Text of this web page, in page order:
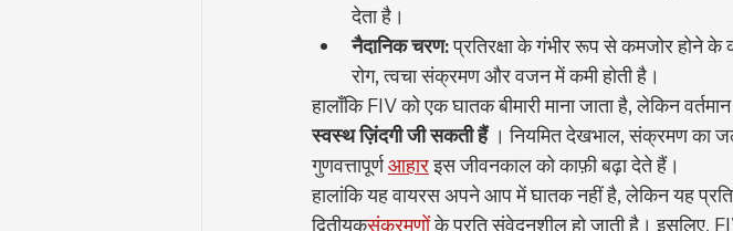
देता है।
नैदानिक चरण: प्रतिरक्षा के गंभीर रूप से कमजोर होने
रोग, त्वचा संक्रमण और वजन में कमी होती है।
हालाँकि FIV को एक घातक बीमारी माना जाता है, लेकिन
स्वस्थ ज़िंदगी जी सकती हैं । नियमित देखभाल, संक्रमण का
गुणवत्तापूर्ण आहार इस जीवनकाल को काफ़ी बढ़ा देते हैं।
हालांकि यह वायरस अपने आप में घातक नहीं है, लेकिन यह
द्वितीयकसंक्रमणों के प्रति संवेदनशील हो जाती है। इसलिए,